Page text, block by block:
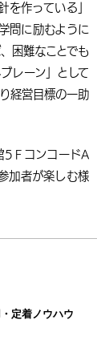
を作っている」
問に励むように
困難なことでも
レーン」として
経営目標の一助
5ＦコンコードA
加者が楽しむ様
定着ノウハウ